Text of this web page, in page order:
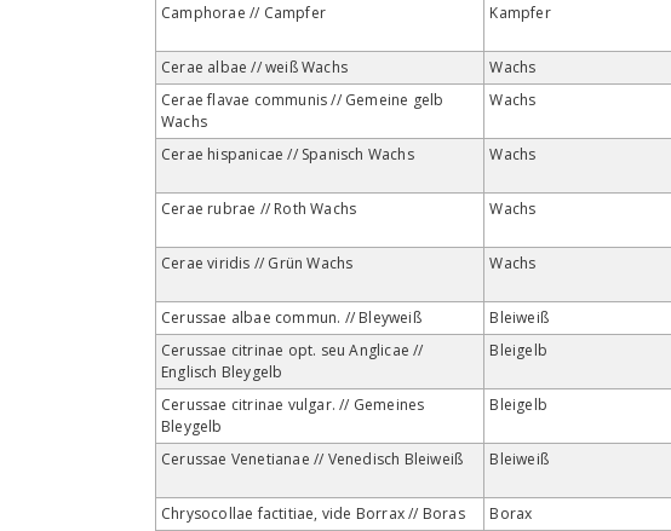
Camphorae // Campfer
Kampfer
Cerae albae // weiß Wachs Wachs
Cerae flavae communis // Gemeine gelb
Wachs
Wachs
Cerae hispanicae // Spanisch Wachs Wachs
Cerae rubrae // Roth Wachs
Wachs
Cerae viridis // Grün Wachs
Wachs
Cerussae albae commun. // Bleyweiß
Bleiweiß
Cerussae citrinae opt. seu Anglicae //
Englisch Bleygelb
Bleigelb
Cerussae citrinae vulgar. // Gemeines
Bleygelb
Bleigelb
Cerussae Venetianae // Venedisch Bleiweiß
Bleiweiß
Chrysocollae factitiae, vide Borrax // Boras
Borax